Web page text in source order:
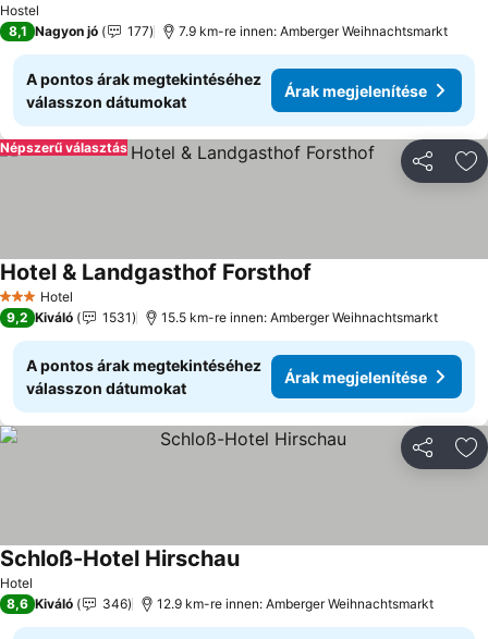
Hostel
8,1 Nagyon jó 177 7.9 km-re innen: Amberger Weihnachtsmarkt
A pontos árak megtekintéséhez
válasszon dátumokat
Árak megjelenítése
Népszerű választás
3 Kategória
Hotel
Hotel & Landgasthof Forsthof
9,2 Kiváló 1531 15.5 km-re innen: Amberger Weihnachtsmarkt
A pontos árak megtekintéséhez
válasszon dátumokat
Árak megjelenítése
Hotel
Schloß-Hotel HirschauÁrak megjelenítése
8,6 Kiváló 346 12.9 km-re innen: Amberger Weihnachtsmarkt